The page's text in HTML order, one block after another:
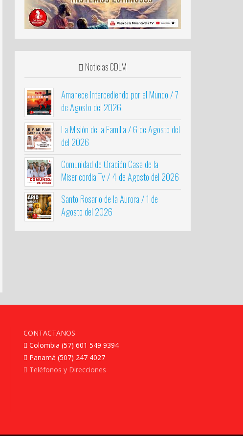
Noticias CDLM
Amanece Intercediendo por el Mundo / 7
de Agosto del 2026
La Misión de la Familia / 6 de Agosto del
del 2026
Comunidad de Oración Casa de la
Misericordia Tv / 4 de Agosto del 2026
Santo Rosario de la Aurora / 1 de
Agosto del 2026
CONTACTANOS
Colombia (57) 601 549 9394
Panamá (507) 247 4027
Teléfonos y Direcciones